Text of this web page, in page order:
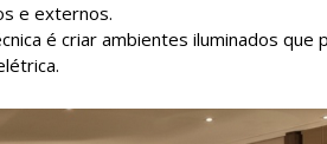
e externos.
é criar ambientes iluminados que